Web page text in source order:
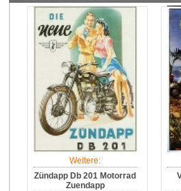
Weitere:
Zündapp Db 201 Motorrad
Zuendapp